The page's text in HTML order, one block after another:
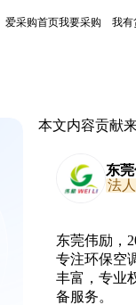
爱采购首页我要采购 我有
本文内容贡献来
东
法
东莞伟励，
专注环保空
丰富，专业
备服务。